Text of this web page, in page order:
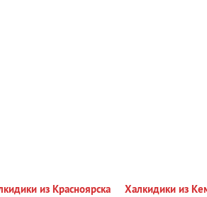
из Красноярска
Халкидики из